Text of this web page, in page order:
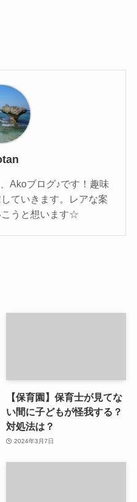
Akoブログ♪です！趣味
ていきます。レアな案
うと想います☆
【保育園】保育士が見てな
い間に子どもが怪我する？
対処法は？
2024年3月7日